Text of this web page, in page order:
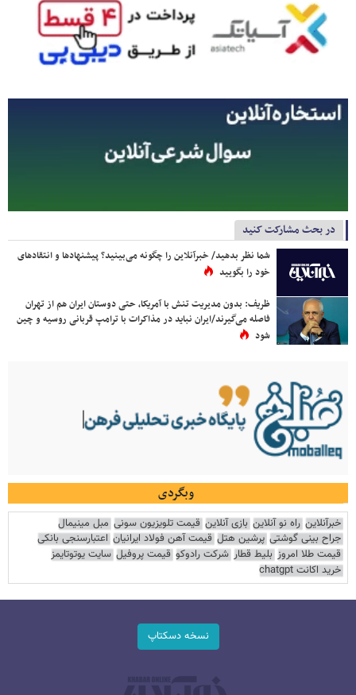
در بحث مشارکت کنید
شما نظر بدهید/ خبرآنلاین را چگونه می‌بینید؟ پیشنهادها و انتقادهای
خود را بگویید
ظریف: بدون مدیریت تنش با آمریکا، حتی دوستان ایران هم از تهران
فاصله می‌گیرند/ایران نباید در مذاکرات با ترامپ قربانی روسیه و چین
شود
وبگردی
خبرآنلاین راه نو آنلاین بازی آنلاین قیمت تلویزیون سونی مبل مینیمال
جراح بینی گوشتی پرشین هتل قیمت آهن فولاد ایرانیان اعتبارسنجی بانکی
قیمت طلا امروز بلیط قطار شرکت رادوکو قیمت پروفیل سایت یوتوتایمز
خرید اکانت chatgpt
نسخه دسکتاپ